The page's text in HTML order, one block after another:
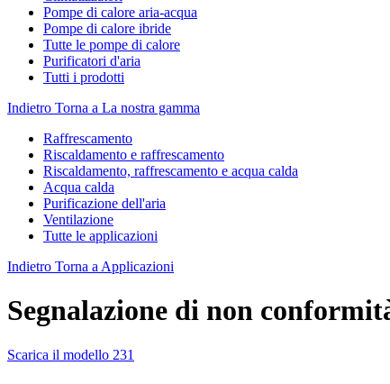
Pompe di calore aria-acqua
Pompe di calore ibride
Tutte le pompe di calore
Purificatori d'aria
Tutti i prodotti
Indietro Torna a La nostra gamma
Raffrescamento
Riscaldamento e raffrescamento
Riscaldamento, raffrescamento e acqua calda
Acqua calda
Purificazione dell'aria
Ventilazione
Tutte le applicazioni
Indietro Torna a Applicazioni
Segnalazione di non
Scarica il modello 231